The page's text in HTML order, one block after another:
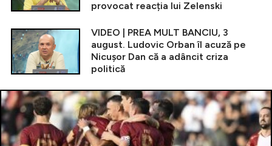
provocat reacția lui Zelenski
VIDEO | PREA MULT BANCIU, 3
august. Ludovic Orban îl acuză pe
Nicușor Dan că a adâncit criza
politică